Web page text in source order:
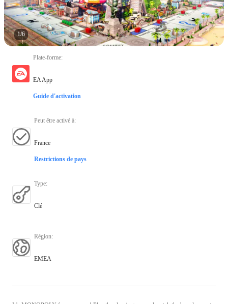
1/6
Plate-forme:
EA App
Guide d'activation
Peut être activé à:
France
Restrictions de pays
Type:
Clé
Région:
EMEA